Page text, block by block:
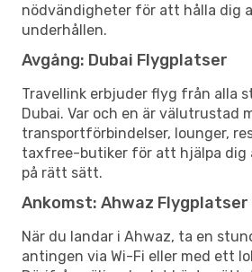
nödvändigheter för att hålla dig
underhållen.
Avgång: Dubai Flygplatser
Travellink erbjuder flyg från alla
Dubai. Var och en är välutrustad
transportförbindelser, lounger,
taxfree-butiker för att hjälpa dig
på rätt sätt.
Ankomst: Ahwaz Flygplatser
När du landar i Ahwaz, ta en
antingen via Wi-Fi eller med ett